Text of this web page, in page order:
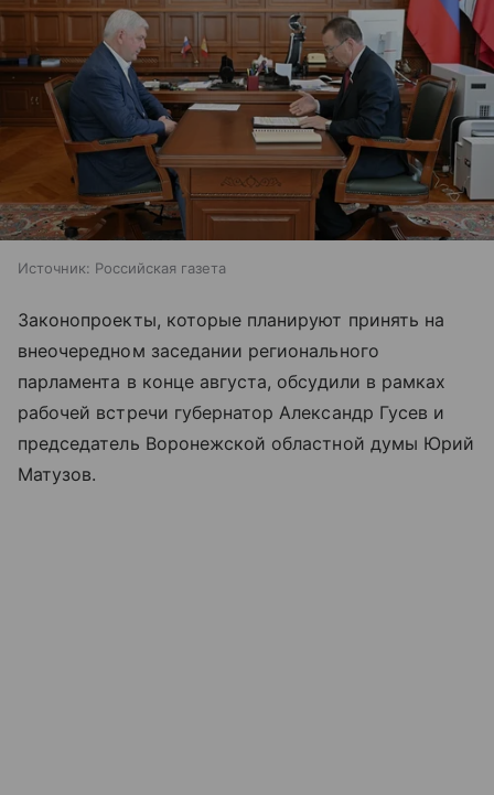
Источник: Российская газета
Законопроекты, которые планируют принять на
внеочередном заседании регионального
парламента в конце августа, обсудили в рамках
рабочей встречи губернатор Александр Гусев и
председатель Воронежской областной думы Юрий
Матузов.